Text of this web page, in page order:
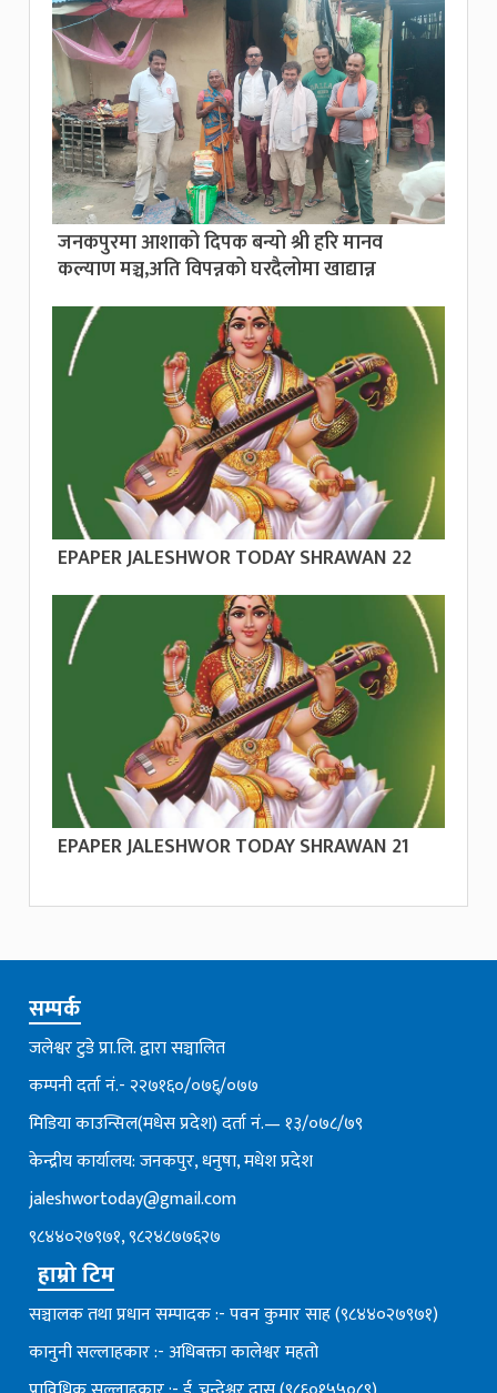
जनकपुरमा आशाको दिपक बन्यो श्री हरि मानव
कल्याण मञ्च,अति विपन्नको घरदैलोमा खाद्यान्न
EPAPER JALESHWOR TODAY SHRAWAN 22
EPAPER JALESHWOR TODAY SHRAWAN 21
सम्पर्क
जलेश्वर टुडे प्रा.लि. द्वारा सञ्चालित
कम्पनी दर्ता नं.- २२७१६०/०७६्/०७७
मिडिया काउन्सिल(मधेस प्रदेश) दर्ता नं.— १३/०७८/७९
केन्द्रीय कार्यालय: जनकपुर, धनुषा, मधेश प्रदेश
jaleshwortoday@gmail.com
९८४४०२७९७१, ९८२४८७७६२७
हाम्रो टिम
सञ्चालक तथा प्रधान सम्पादक :- पवन कुमार साह (९८४४०२७९७१)
कानुनी सल्लाहकार :- अधिबक्ता कालेश्वर महतो